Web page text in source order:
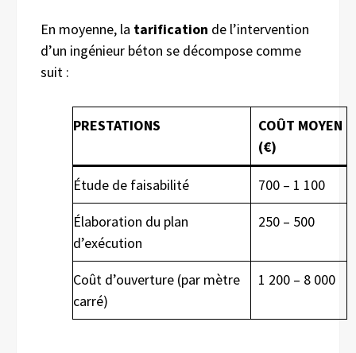
En moyenne, la tarification de l’intervention
d’un ingénieur béton se décompose comme
suit :
PRESTATIONS
COÛT MOYEN
(€)
Étude de faisabilité
700 – 1 100
Élaboration du plan
d’exécution
250 – 500
Coût d’ouverture (par mètre
carré)
1 200 – 8 000